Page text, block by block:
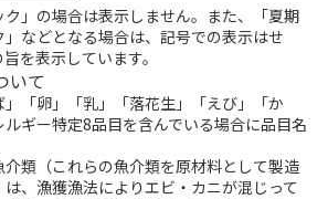
」の場合は表示しません。また、「夏期
などとなる場合は、記号での表示はせ
を表示しています。
いて
「卵」「乳」「落花生」「えび」「か
ギー特定8品目を含んでいる場合に品目名
類（これらの魚介類を原材料として製造
、漁獲漁法によりエビ・カニが混じって